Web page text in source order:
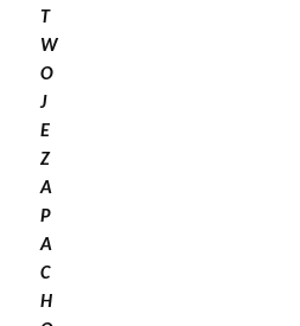
T
W
O
J
E
Z
A
P
A
C
H